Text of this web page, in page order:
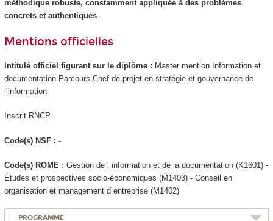
méthodique robuste, constamment appliquée à des problèmes
concrets et authentiques.
Mentions officielles
Intitulé officiel figurant sur le diplôme : Master mention Information et
documentation Parcours Chef de projet en stratégie et gouvernance de
l’information
Inscrit RNCP
Code(s) NSF : -
Code(s) ROME : Gestion de l information et de la documentation (K1601) -
Études et prospectives socio-économiques (M1403) - Conseil en
organisation et management d entreprise (M1402)
PROGRAMME